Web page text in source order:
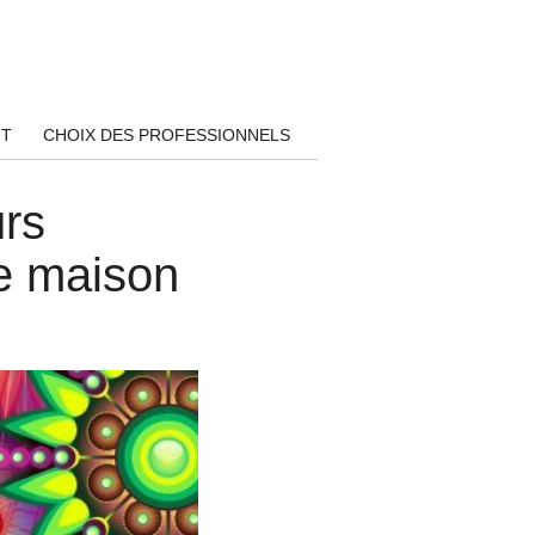
CHOIX DES PROFESSIONNELS
maison